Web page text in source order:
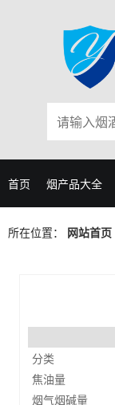
首页 烟产品大全
所在位置： 网站首页
分类
焦油量
烟气烟碱量